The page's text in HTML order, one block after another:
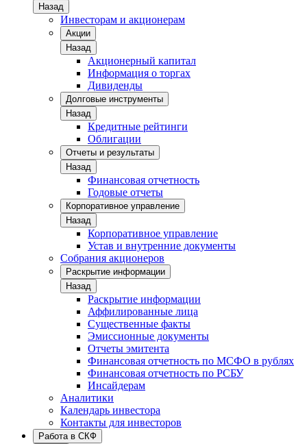
Назад
Инвесторам и акционерам
Акции
Назад
Акционерный капитал
Информация о торгах
Дивиденды
Долговые инструменты
Назад
Кредитные рейтинги
Облигации
Отчеты и результаты
Назад
Финансовая отчетность
Годовые отчеты
Корпоративное управление
Назад
Корпоративное управление
Устав и внутренние документы
Собрания акционеров
Раскрытие информации
Назад
Раскрытие информации
Аффилированные лица
Существенные факты
Эмиссионные документы
Отчеты эмитента
Финансовая отчетность по МСФО в рублях
Финансовая отчетность по РСБУ
Инсайдерам
Аналитики
Календарь инвестора
Контакты для инвесторов
Работа в СКФ